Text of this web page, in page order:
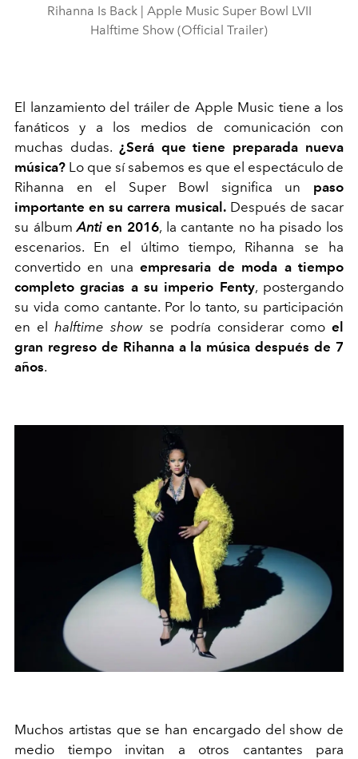
Rihanna Is Back | Apple Music Super Bowl LVII
Halftime Show (Official Trailer)
El lanzamiento del tráiler de Apple Music tiene a los
fanáticos y a los medios de comunicación con
muchas dudas. ¿Será que tiene preparada nueva
música? Lo que sí sabemos es que el espectáculo de
Rihanna en el Super Bowl significa un paso
importante en su carrera musical.Después de sacar
su álbum Antien 2016, la cantante no ha pisado los
escenarios. En el último tiempo, Rihanna se ha
convertido en unaempresaria de moda a tiempo
completo gracias a su imperio Fenty, postergando
su vida como cantante. Por lo tanto, su participación
en elhalftime show se podría considerar como el
gran regreso de Rihanna a la música después de 7
años.
Muchos artistas que se han encargado del show de
medio tiempo invitan a otros cantantes para